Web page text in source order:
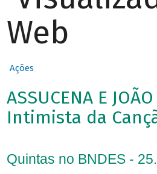
Web
Ações
ASSUCENA E
Intimista da
Quintas no BNDES -